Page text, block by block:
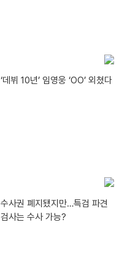
‘데뷔 10년’ 임영웅 ‘OO’ 외쳤다
수사권 폐지됐지만…특검 파견
검사는 수사 가능?